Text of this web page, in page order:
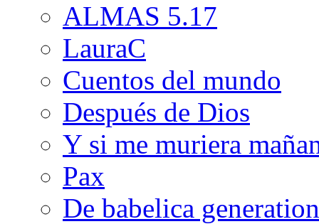
ALMAS 5.17
LauraC
Cuentos del mundo
Después de Dios
Y si me muriera
Pax
De babelica